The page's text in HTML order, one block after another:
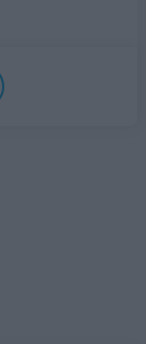
των